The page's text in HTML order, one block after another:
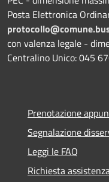
Posta Elettronica
con valenza legale -
Centralino Unico: 045
Prenotazione
Segnalazione
Leggi le FAQ
Richiesta